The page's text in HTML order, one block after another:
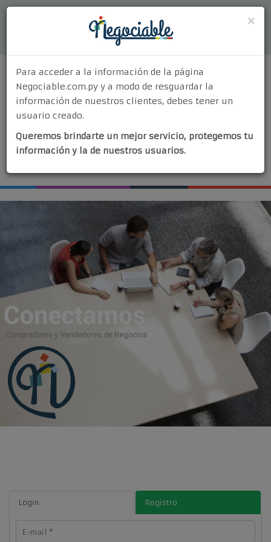
Quiénes Somos
¿Por Qué Elegirnos?
Nuestros Servicios
Contacto
Login Registro
×
Para acceder a la información de la página
Negociable.com.py y a modo de resguardar la
información de nuestros clientes, debes tener un
usuario creado.
Queremos brindarte un mejor servicio, protegemos tu
información y la de nuestros usuarios.